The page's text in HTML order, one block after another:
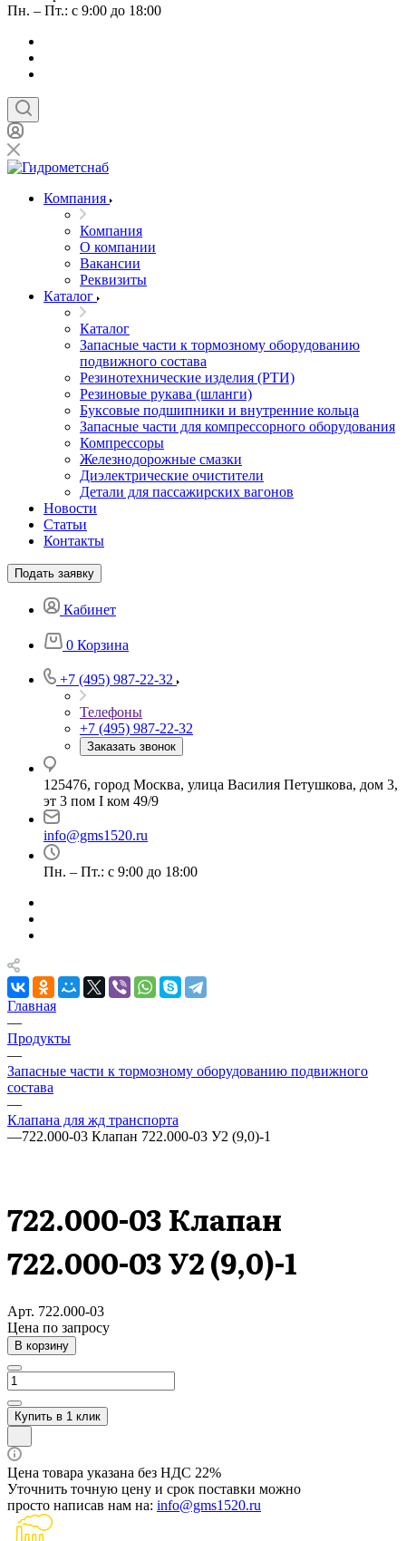
Пн. – Пт.: с 9:00 до 18:00
Компания
Компания
О компании
Вакансии
Реквизиты
Каталог
Каталог
Запасные части к тормозному оборудованию
подвижного состава
Резинотехнические изделия (РТИ)
Резиновые рукава (шланги)
Буксовые подшипники и внутренние кольца
Запасные части для компрессорного оборудования
Компрессоры
Железнодорожные смазки
Диэлектрические очистители
Детали для пассажирских вагонов
Новости
Статьи
Контакты
Подать заявку
Кабинет
0 Корзина
+7 (495) 987-22-32
Телефоны
+7 (495) 987-22-32
Заказать звонок
125476, город Москва, улица Василия Петушкова, дом 3,
эт 3 пом I ком 49/9
info@gms1520.ru
Пн. – Пт.: с 9:00 до 18:00
Главная
—
Продукты
—
Запасные части к тормозному оборудованию подвижного
состава
—
Клапана для жд транспорта
—722.000-03 Клапан 722.000-03 У2 (9,0)-1
722.000-03 Клапан
722.000-03 У2 (9,0)-1
Арт. 722.000-03
Цена по запросу
В корзину
Купить в 1 клик
Цена товара указана без НДС 22%
Уточнить точную цену и срок поставки можно
просто написав нам на: info@gms1520.ru